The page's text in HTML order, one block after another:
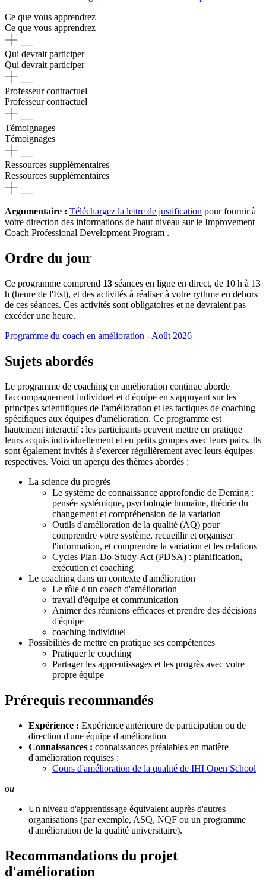
Ce que vous apprendrez
Ce que vous apprendrez
Qui devrait participer
Qui devrait participer
Professeur contractuel
Professeur contractuel
Témoignages
Témoignages
Ressources supplémentaires
Ressources supplémentaires
Argumentaire : Téléchargez la lettre de justification pour fournir à
votre direction des informations de haut niveau sur le Improvement
Coach Professional Development Program .
Ordre du jour
Ce programme comprend 13 séances en ligne en direct, de 10 h à 13
h (heure de l'Est), et des activités à réaliser à votre rythme en dehors
de ces séances. Ces activités sont obligatoires et ne devraient pas
excéder une heure.
Programme du coach en amélioration - Août 2026
Sujets abordés
Le programme de coaching en amélioration continue aborde
l'accompagnement individuel et d'équipe en s'appuyant sur les
principes scientifiques de l'amélioration et les tactiques de coaching
spécifiques aux équipes d'amélioration. Ce programme est
hautement interactif : les participants peuvent mettre en pratique
leurs acquis individuellement et en petits groupes avec leurs pairs. Ils
sont également invités à s'exercer régulièrement avec leurs équipes
respectives. Voici un aperçu des thèmes abordés :
La science du progrès
Le système de connaissance approfondie de Deming :
pensée systémique, psychologie humaine, théorie du
changement et compréhension de la variation
Outils d'amélioration de la qualité (AQ) pour
comprendre votre système, recueillir et organiser
l'information, et comprendre la variation et les relations
Cycles Plan-Do-Study-Act (PDSA) : planification,
exécution et coaching
Le coaching dans un contexte d'amélioration
Le rôle d'un coach d'amélioration
travail d'équipe et communication
Animer des réunions efficaces et prendre des décisions
d'équipe
coaching individuel
Possibilités de mettre en pratique ses compétences
Pratiquer le coaching
Partager les apprentissages et les progrès avec votre
propre équipe
Prérequis recommandés
Expérience : Expérience antérieure de participation ou de
direction d'une équipe d'amélioration
Connaissances : connaissances préalables en matière
d'amélioration requises :
Cours d'amélioration de la qualité de IHI Open School
ou
Un niveau d'apprentissage équivalent auprès d'autres
organisations (par exemple, ASQ, NQF ou un programme
d'amélioration de la qualité universitaire).
Recommandations du projet
d'amélioration